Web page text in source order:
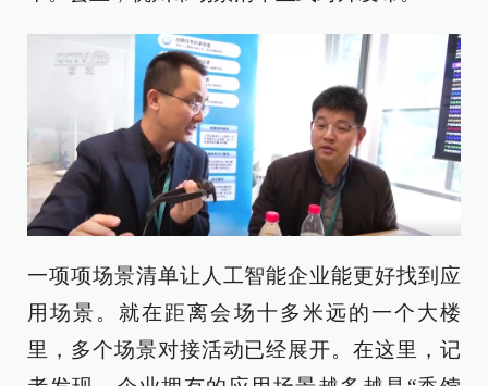
一项项场景清单让人工智能企业能更好找到应
用场景。就在距离会场十多米远的一个大楼
里，多个场景对接活动已经展开。在这里，记